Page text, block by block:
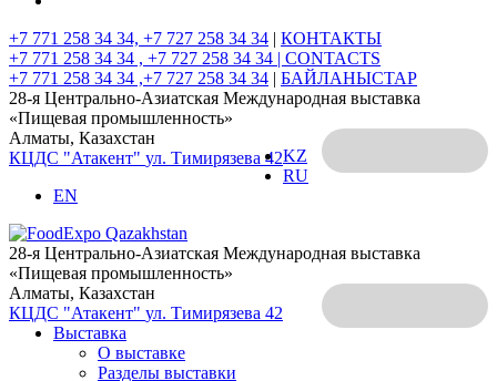
+7 771 258 34 34, +7 727 258 34 34 | КОНТАКТЫ
+7 771 258 34 34 , +7 727 258 34 34 | CONTACTS
+7 771 258 34 34 ,+7 727 258 34 34 | БАЙЛАНЫСТАР
28-я Центрально-Азиатская Международная выставка
«Пищевая промышленность»
Алматы, Казахстан
КЦДС "Атакент" ул. Тимирязева 42KZ
RU
EN
28-я Центрально-Азиатская Международная выставка
«Пищевая промышленность»
Алматы, Казахстан
КЦДС "Атакент" ул. Тимирязева 42
Выставка
О выставке
Разделы выставки